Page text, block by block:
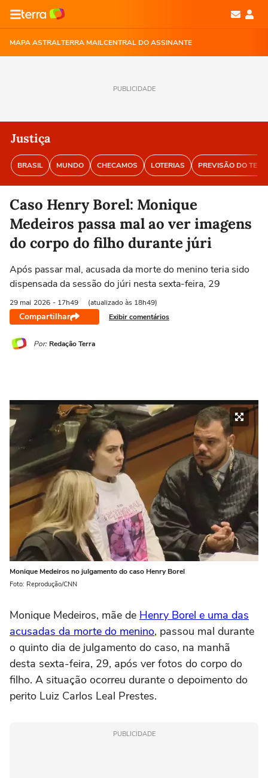
MAPA ASTRALTERRA MAILCENTRAL DO ASSINANTE
PUBLICIDADE
Justiça
BRASIL MUNDO CHECAMOS LOTERIAS PREVISÃO DO
Caso Henry Borel: Monique
Medeiros passa mal ao ver imagens
do corpo do filho durante júri
Após passar mal, acusada da morte do menino teria sido
dispensada da sessão do júri nesta sexta-feira, 29
29 mai 2026 - 17h49 (atualizado às 18h49)
Compartilhar Exibir comentários
Por: Redação Terra
Monique Medeiros no julgamento do caso Henry Borel
Foto: Reprodução/CNN
Monique Medeiros, mãe de Henry Borel e uma das
acusadas da morte do menino, passou mal durante
o quinto dia de julgamento do caso, na manhã
desta sexta-feira, 29, após ver fotos do corpo do
filho. A situação ocorreu durante o depoimento do
perito Luiz Carlos Leal Prestes.
PUBLICIDADE